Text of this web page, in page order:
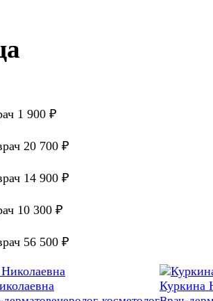
1 900 ₽
20 700 ₽
14 900 ₽
10 300 ₽
56 500 ₽
Куркина